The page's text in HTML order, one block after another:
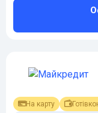
На карту